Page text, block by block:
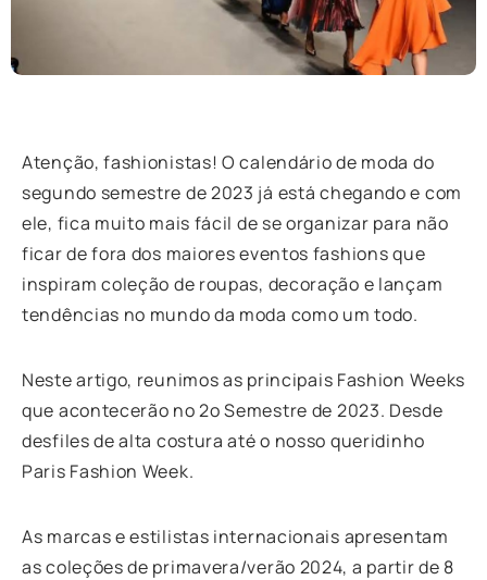
Atenção, fashionistas! O calendário de moda do
segundo semestre de 2023 já está chegando e com
ele, fica muito mais fácil de se organizar para não
ficar de fora dos maiores eventos fashions que
inspiram coleção de roupas, decoração e lançam
tendências no mundo da moda como um todo.
Neste artigo, reunimos as principais Fashion Weeks
que acontecerão no 2º Semestre de 2023. Desde
desfiles de alta costura até o nosso queridinho
Paris Fashion Week.
As marcas e estilistas internacionais apresentam
as coleções de primavera/verão 2024, a partir de 8